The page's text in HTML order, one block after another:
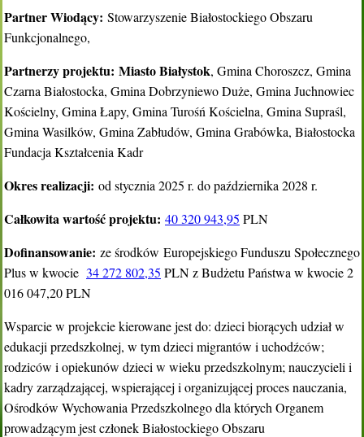
Partner Wiodący: Stowarzyszenie Białostockiego Obszaru
Funkcjonalnego,
Partnerzy projektu: Miasto Białystok, Gmina Choroszcz, Gmina
Czarna Białostocka, Gmina Dobrzyniewo Duże, Gmina Juchnowiec
Kościelny, Gmina Łapy, Gmina Turośń Kościelna, Gmina Supraśl,
Gmina Wasilków, Gmina Zabłudów, Gmina Grabówka, Białostocka
Fundacja Kształcenia Kadr
Okres realizacji: od stycznia 2025 r. do października 2028 r.
Całkowita wartość projektu: 40 320 943,95 PLN
Dofinansowanie: ze środków Europejskiego Funduszu Społecznego
Plus w kwocie 34 272 802,35 PLN z Budżetu Państwa w kwocie 2
016 047,20 PLN
Wsparcie w projekcie kierowane jest do: dzieci biorących udział w
edukacji przedszkolnej, w tym dzieci migrantów i uchodźców;
rodziców i opiekunów dzieci w wieku przedszkolnym; nauczycieli i
kadry zarządzającej, wspierającej i organizującej proces nauczania,
Ośrodków Wychowania Przedszkolnego dla których Organem
prowadzącym jest członek Białostockiego Obszaru